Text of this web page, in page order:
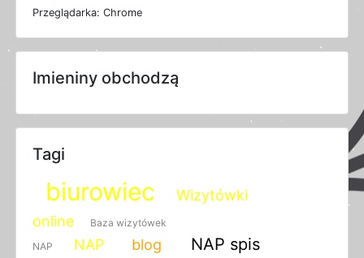
Przeglądarka: Chrome
Imieniny obchodzą
Tagi
biurowiec
Wizytówki
online
Baza wizytówek
NAP
NAP blog NAP spis